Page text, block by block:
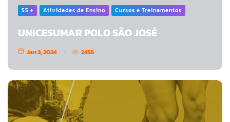
55 + Atividades de Ensino Cursos e Treinamentos
UNICESUMAR POLO SÃO JOSÉ
Jan 3, 2024 2455